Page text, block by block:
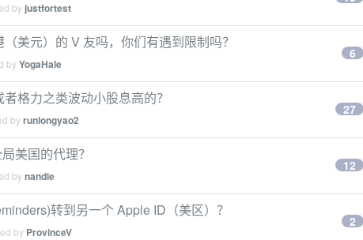
by justfortest
美元）的 V 友吗，你们有遇到限制吗？
byYogaHale
6
格力之类波动小股息高的？
byrunlongyao2
27
美国的代理？
bynandie
12
转到另一个 Apple ID（美区）？
by ProvinceV
2